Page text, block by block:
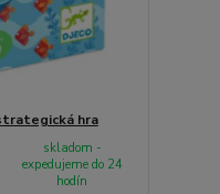
hra
skladom -
expedujeme do 24
hodín